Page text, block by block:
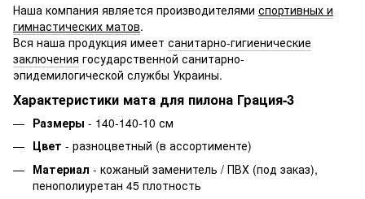
Наша компания является производителями спортивных и
гимнастических матов.
Вся наша продукция имеет санитарно-гигиенические
заключения государственной санитарно-
эпидемилогической службы Украины.
Характеристики мата для пилона Грация-3
Размеры - 140-140-10 см
Цвет - разноцветный (в ассортименте)
Материал - кожаный заменитель / ПВХ (под заказ),
пенополиуретан 45 плотность